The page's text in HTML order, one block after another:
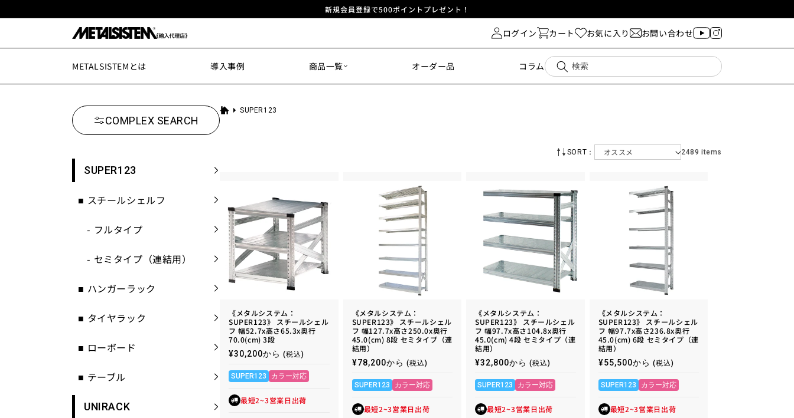
新規会員登録で500ポイントプレゼント！
ログイン カート お気に入り お問い合わせ
METALSISTEMとは 導入事例 商品一覧 オーダー品 コラム
COMPLEX SEARCH
SUPER123
■ スチールシェルフ
- フルタイプ
- セミタイプ（連結用）
■ ハンガーラック
■ タイヤラック
■ ローボード
■ テーブル
UNIRACK
ホ
ー
SUPER123
SORT： 2489 items
《メタルシステム：
SUPER123》 スチールシェル
フ 幅52.7x高さ65.3x奥行
70.0(cm) 3段
通
価
格
¥30,200から (税込)
SUPER123 カラー対応
最短2~3営業日出荷
《メタルシステム：
SUPER123》 スチールシェル
フ 幅127.7x高さ250.0x奥行
45.0(cm) 8段 セミタイプ（連
結用）
通
価
格
¥78,200から (税込)
SUPER123 カラー対応
最短2~3営業日出荷
《メタルシステム：
SUPER123》 スチールシェル
フ 幅97.7x高さ104.8x奥行
45.0(cm) 4段 セミタイプ（連
結用）
通
価
格
¥32,800から (税込)
SUPER123 カラー対応
最短2~3営業日出荷
《メタルシステム：
SUPER123》 スチールシェル
フ 幅97.7x高さ236.8x奥行
45.0(cm) 6段 セミタイプ（連
結用）
通
価
格
¥55,500から (税込)
SUPER123 カラー対応
最短2~3営業日出荷